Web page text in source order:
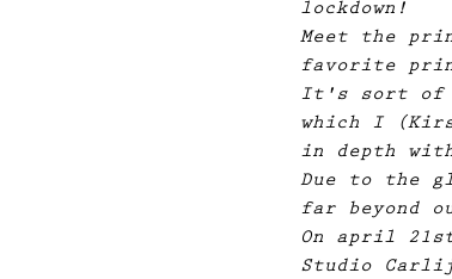
lockdown!
Meet the
favorite
It's sort of
which I
in depth
Due to the
far beyond
On april
Studio